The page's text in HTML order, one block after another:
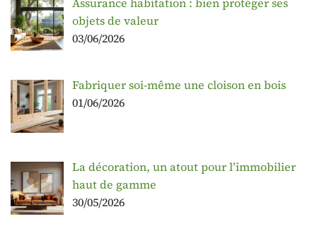
objets de valeur
03/06/2026
Fabriquer soi-même une cloison en bois
01/06/2026
La décoration, un atout pour l’immobilier
haut de gamme
30/05/2026